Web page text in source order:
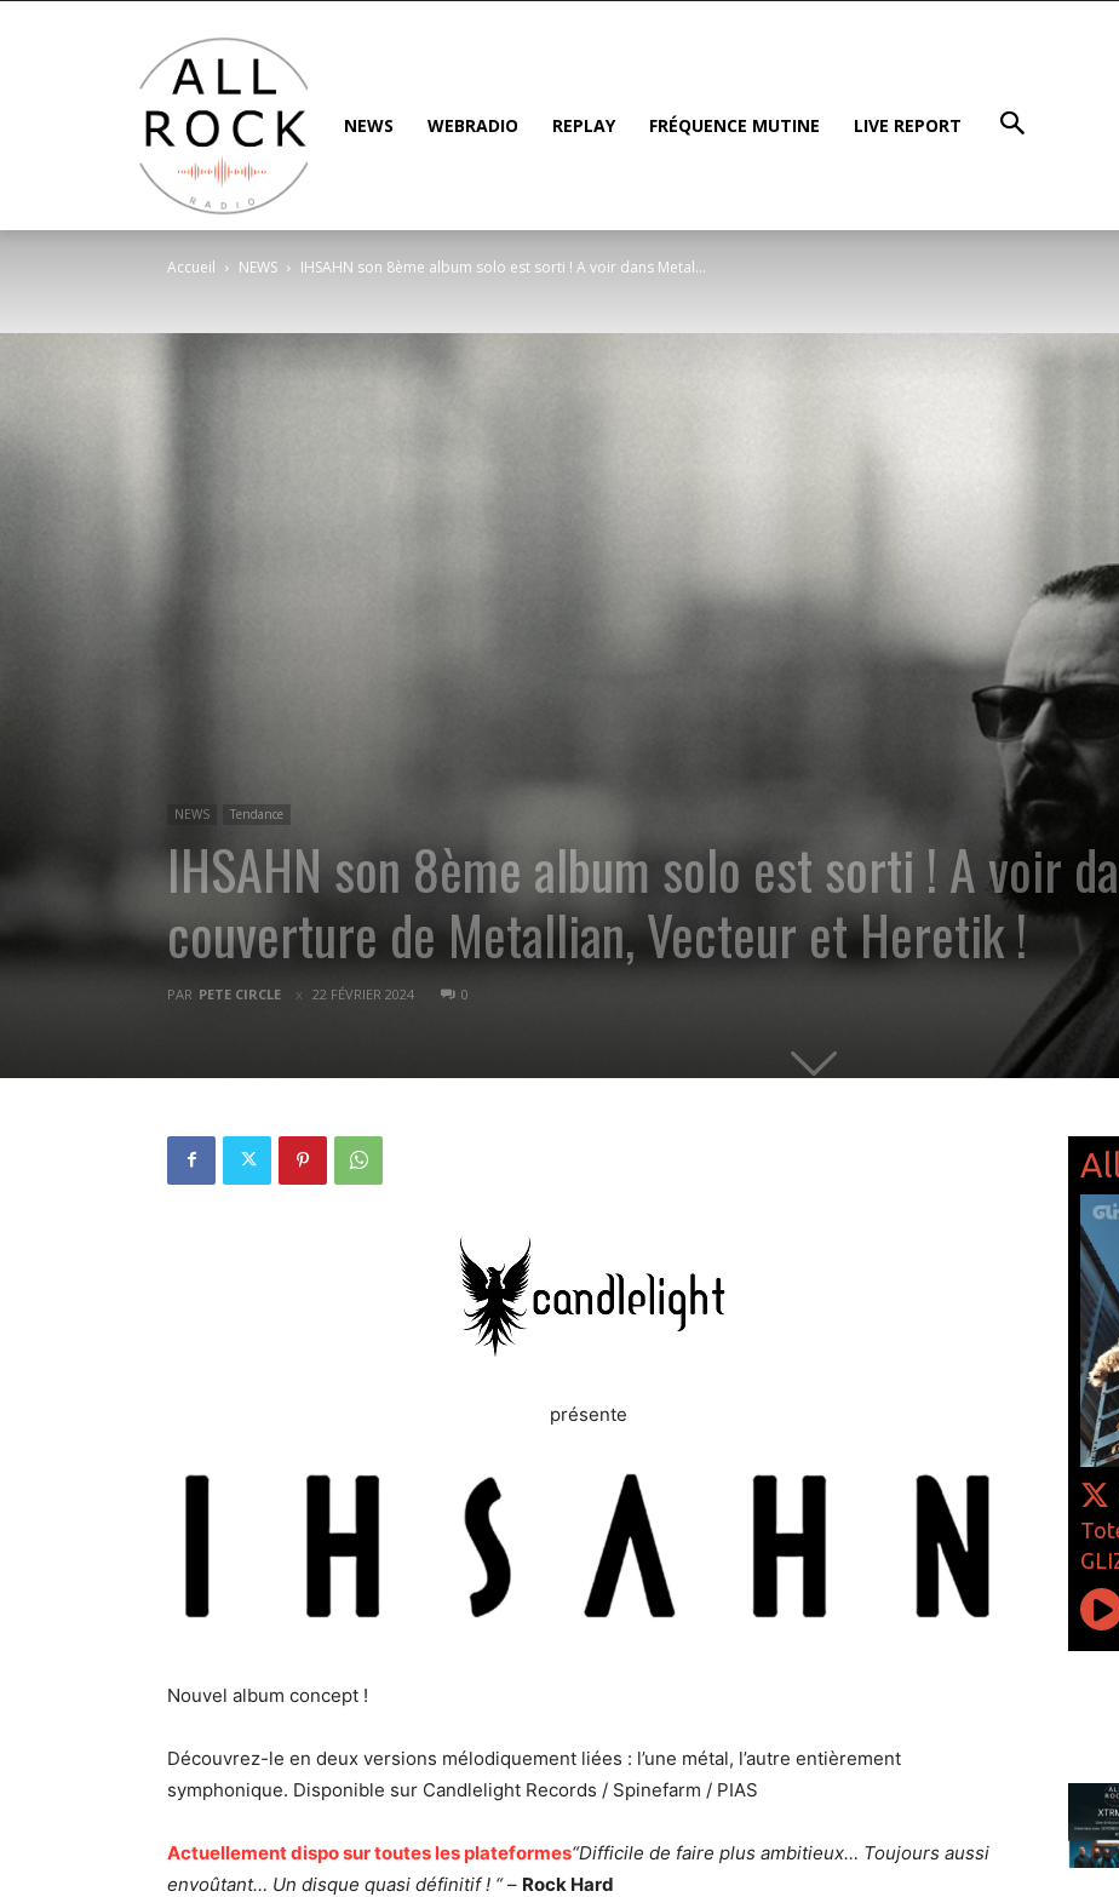
NEWS WEBRADIO REPLAY FRÉQUENCE MUTINE LIVE REPORT
Accueil NEWS IHSAHN son 8ème album solo est sorti ! A voir dans Metal...
NEWS Tendance
IHSAHN son 8ème album solo est sorti ! A voir
couverture de Metallian, Vecteur et Heretik !
PAR PETE CIRCLE 22 FÉVRIER 2024 0
présente
Nouvel album concept !
Découvrez-le en deux versions mélodiquement liées : l’une métal, l’autre entièrement
symphonique. Disponible sur Candlelight Records / Spinefarm / PIAS
Actuellement dispo sur toutes les plateformes“Difficile de faire plus ambitieux… Toujours aussi
envoûtant… Un disque quasi définitif ! “– Rock Hard